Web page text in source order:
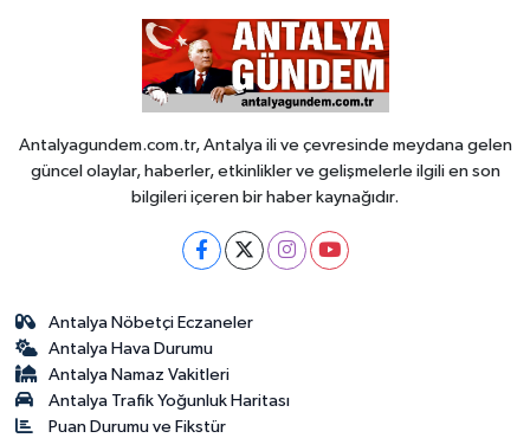
Antalyagundem.com.tr, Antalya ili ve çevresinde meydana gelen
güncel olaylar, haberler, etkinlikler ve gelişmelerle ilgili en son
bilgileri içeren bir haber kaynağıdır.
Antalya Nöbetçi Eczaneler
Antalya Hava Durumu
Antalya Namaz Vakitleri
Antalya Trafik Yoğunluk Haritası
Puan Durumu ve Fikstür